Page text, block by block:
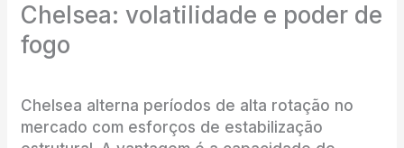
Chelsea: volatilidade e poder de
fogo
Chelsea alterna períodos de alta rotação no
mercado com esforços de estabilização